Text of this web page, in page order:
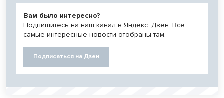
Вам было интересно?
Подпишитесь на наш канал в Яндекс. Дзен. Все
самые интересные новости отобраны там.
Подписаться на Дзен